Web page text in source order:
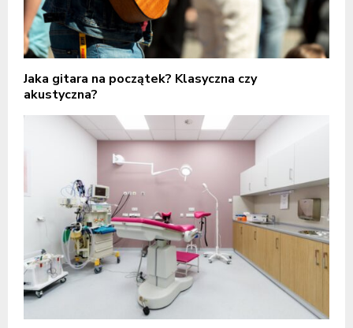
Jaka gitara na początek? Klasyczna czy
akustyczna?